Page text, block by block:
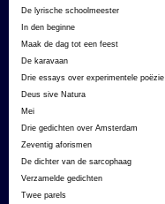
De lyrische schoolmeester
In den beginne
Maak de dag tot een feest
De karavaan
Drie essays over experimentele poëzie
Deus sive Natura
Mei
Drie gedichten over Amsterdam
Zeventig aforismen
De dichter van de sarcophaag
Verzamelde gedichten
Twee parels